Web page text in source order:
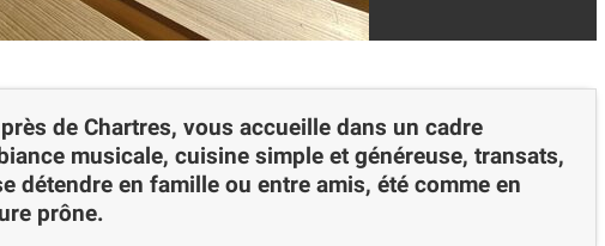
de Chartres, vous accueille dans un cadre
musicale, cuisine simple et généreuse, transats,
détendre en famille ou entre amis, été comme en
prône.